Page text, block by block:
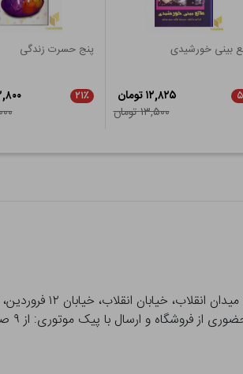
بینی خورشیدی
۱۲,۸۲۵ تومان
۱۳,۵۰۰ تومان
پنج حسرت زندگی
۲۱٪
با پیک موتوری: از ۹ صبح الی ۱۶ عصر و پنجشنبه ها تا ۱۲
بصورت حضوری از آدرس تحویل حضوری سفارش خود را بدون هیچ هزینه ای تحویل بگیرید.